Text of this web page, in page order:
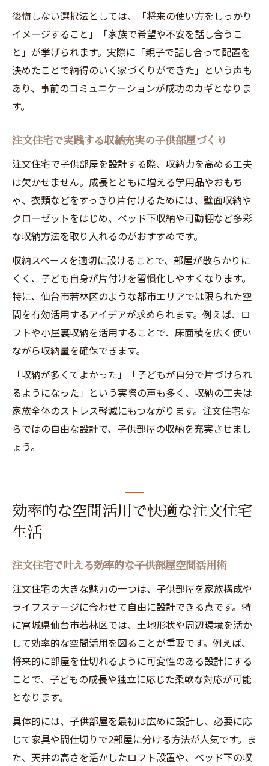
後悔しない選択法としては、「将来の使い方をしっかり
イメージすること」「家族で希望や不安を話し合うこ
と」が挙げられます。実際に「親子で話し合って配置を
決めたことで納得のいく家づくりができた」という声も
あり、事前のコミュニケーションが成功のカギとなりま
す。
注文住宅で実践する収納充実の子供部屋づくり
注文住宅で子供部屋を設計する際、収納力を高める工夫
は欠かせません。成長とともに増える学用品やおもち
ゃ、衣類などをすっきり片付けるためには、壁面収納や
クローゼットをはじめ、ベッド下収納や可動棚など多彩
な収納方法を取り入れるのがおすすめです。
収納スペースを適切に設けることで、部屋が散らかりに
くく、子ども自身が片付けを習慣化しやすくなります。
特に、仙台市若林区のような都市エリアでは限られた空
間を有効活用するアイデアが求められます。例えば、ロ
フトや小屋裏収納を活用することで、床面積を広く使い
ながら収納量を確保できます。
「収納が多くてよかった」「子どもが自分で片づけられ
るようになった」という実際の声も多く、収納の工夫は
家族全体のストレス軽減にもつながります。注文住宅な
らではの自由な設計で、子供部屋の収納を充実させまし
ょう。
効率的な空間活用で快適な注文住宅
生活
注文住宅で叶える効率的な子供部屋空間活用術
注文住宅の大きな魅力の一つは、子供部屋を家族構成や
ライフステージに合わせて自由に設計できる点です。特
に宮城県仙台市若林区では、土地形状や周辺環境を活か
して効率的な空間活用を図ることが重要です。例えば、
将来的に部屋を仕切れるように可変性のある設計にする
ことで、子どもの成長や独立に応じた柔軟な対応が可能
となります。
具体的には、子供部屋を最初は広めに設計し、必要に応
じて家具や間仕切りで2部屋に分ける方法が人気です。ま
た、天井の高さを活かしたロフト設置や、ベッド下の収